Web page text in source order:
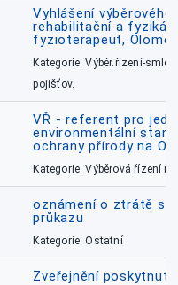
Vyhlášení
rehabilitační a
fyzioterapeut,
Kategorie: Výběr.řízení-
pojišťov.
VŘ - referent pro
environmentální
ochrany přírody na
Kategorie: Výběrová řízení
oznámení o ztrátě
průkazu
Kategorie: Ostatní
Zveřejnění